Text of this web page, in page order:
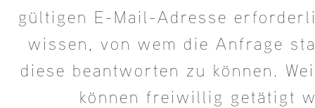
gültigen E-Mail-Adresse
wissen, von wem die Anfrage
diese beantworten zu können.
können freiwillig getätigt